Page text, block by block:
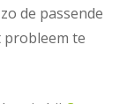
de passende
probleem te